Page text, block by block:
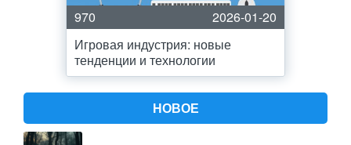
970
2026-01-20
Игровая индустрия: новые
тенденции и технологии
НОВОЕ